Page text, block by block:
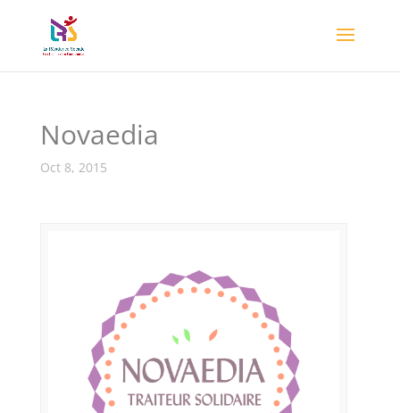
Novaedia
Oct 8, 2015